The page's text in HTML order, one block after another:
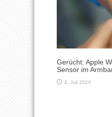
Gerücht: Apple
Sensor im
4. Juli 2026